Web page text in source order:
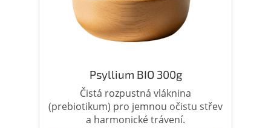
Psyllium BIO 300g
Čistá rozpustná vláknina
(prebiotikum) pro jemnou očistu střev
a harmonické trávení.